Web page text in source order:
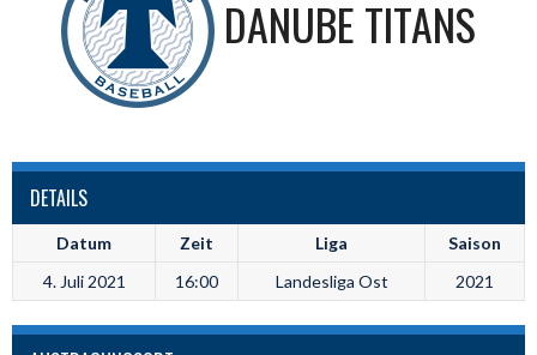
DANUBE TITANS
DETAILS
Datum Zeit Liga
Saison
4. Juli 2021
16:00 Landesliga Ost 2021